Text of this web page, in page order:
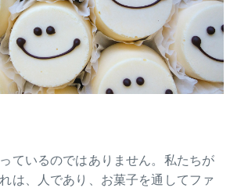
ているのではありません。私たちが
は、人であり、お菓子を通してファ